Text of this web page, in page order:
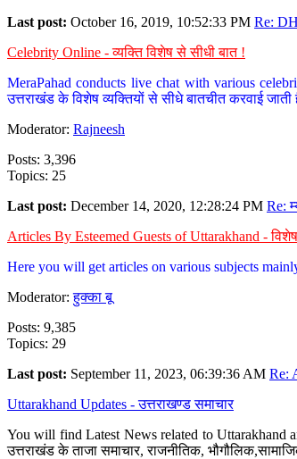
Last post: October 16, 2019, 10:52:33 PM Re:
Celebrity Online - व्यक्ति विशेष से सीधी बात !
MeraPahad conducts live chat with various
उत्तराखंड के विशेष व्यक्तियों से सीधे बातचीत करवाई
Moderator: Rajneesh
Posts: 3,396
Topics: 25
Last post: December 14, 2020, 12:28:24 PM Re:
Articles By Esteemed Guests of Uttarakhand -
Here you will get articles on various subjects
Moderator:हुक्का बू
Posts: 9,385
Topics: 29
Last post: September 11, 2023, 06:39:36 AM Re:
Uttarakhand Updates - उत्तराखण्ड समाचार
You will find Latest News related to Uttarakhand
उत्तराखंड के ताजा समाचार, राजनीतिक,